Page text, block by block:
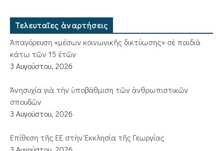
Τελευταῖες ἀναρτήσεις
Ἀπαγόρευση «μέσων κοινωνικῆς δικτύωσης» σὲ παιδιὰ
κάτω τῶν 15 ἐτῶν
3 Αυγούστου, 2026
Ἀνησυχία γιὰ τὴν ὑποβάθμιση τῶν ἀνθρωπιστικῶν
σπουδῶν
3 Αυγούστου, 2026
Ἐπίθεση τῆς ΕΕ στὴν Ἐκκλησία τῆς Γεωργίας